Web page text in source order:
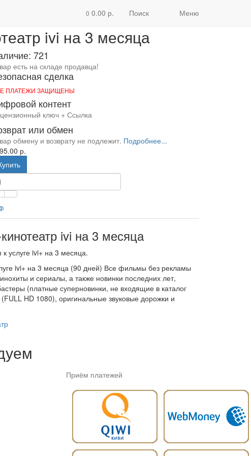
0 0.00 р. Поиск Меню
Pedrollo, Dab,
Насосы, электродвигатели, вентиляторы,
редукторы
70000.00 р./шт
ivi на 3 месяца
721
есть на складе продавца!
сделка
ПЛАТЕЖИ ЗАЩИЩЕНЫ
контент
ключ + Ссылка
или обмен
обмену и возврату не подлежит. Подробнее...
р.
ivi на 3 месяца
услуге ivi+ на 3 месяца.
ivi+ на 3 месяца (90 дней) Все фильмы без рекламы
и сериалы, а также новинки последних лет,
(платные суперновинки, не входящие в каталог
HD 1080), оригинальные звуковые дорожки и
Приём платежей